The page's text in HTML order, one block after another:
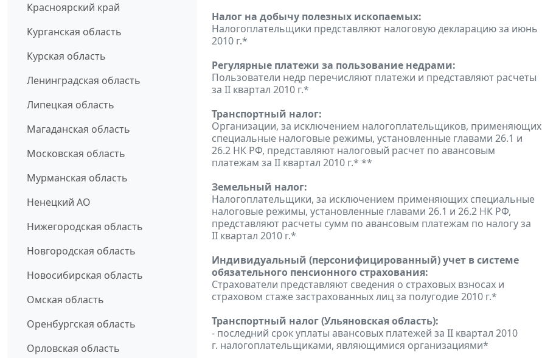
Красноярский край
Курганская область
Курская область
Ленинградская область
Липецкая область
Магаданская область
Московская область
Мурманская область
Ненецкий АО
Нижегородская область
Новгородская область
Новосибирская область
Омская область
Оренбургская область
Орловская область
Налог на добычу полезных ископаемых:
Налогоплательщики представляют налоговую декларацию за июнь
2010 г.*
Регулярные платежи за пользование недрами:
Пользователи недр перечисляют платежи и представляют расчеты
за II квартал 2010 г.*
Транспортный налог:
Организации, за исключением налогоплательщиков, применяющих
специальные налоговые режимы, установленные главами 26.1 и
26.2 НК РФ, представляют налоговый расчет по авансовым
платежам за II квартал 2010 г.* **
Земельный налог:
Налогоплательщики, за исключением применяющих специальные
налоговые режимы, установленные главами 26.1 и 26.2 НК РФ,
представляют расчеты сумм по авансовым платежам по налогу за
II квартал 2010 г.*
Индивидуальный (персонифицированный) учет в системе
обязательного пенсионного страхования:
Страхователи представляют сведения о страховых взносах и
страховом стаже застрахованных лиц за полугодие 2010 г.*
Транспортный налог (Ульяновская область):
- последний срок уплаты авансовых платежей за II квартал 2010
г. налогоплательщиками, являющимися организациями*